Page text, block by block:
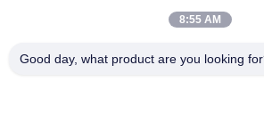
Ανίχνευση αντισωμάτων IgG κατά των
8:55 AM
Good day, what product are you looking